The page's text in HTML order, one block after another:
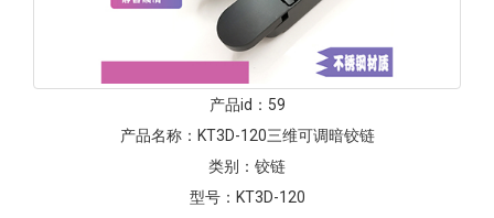
产品id： 59
产品名称： KT3D-120三维可调暗铰链
类别： 铰链
型号： KT3D-120